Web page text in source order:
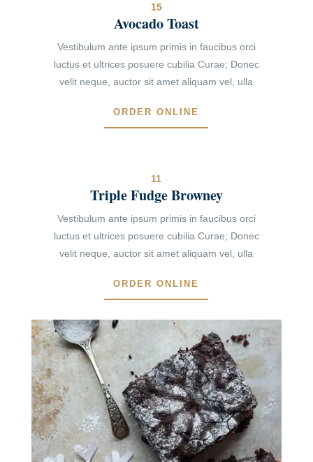
15
Avocado Toast
Vestibulum ante ipsum primis in faucibus orci
luctus et ultrices posuere cubilia Curae; Donec
velit neque, auctor sit amet aliquam vel, ulla
ORDER ONLINE
11
Triple Fudge Browney
Vestibulum ante ipsum primis in faucibus orci
luctus et ultrices posuere cubilia Curae; Donec
velit neque, auctor sit amet aliquam vel, ulla
ORDER ONLINE